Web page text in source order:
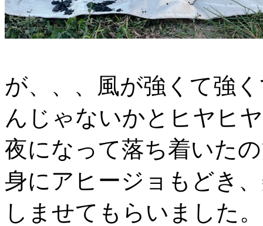
が、、、風が強くて強
んじゃないかとヒヤヒ
夜になって落ち着いた
身にアヒージョもどき
しませてもらいました。